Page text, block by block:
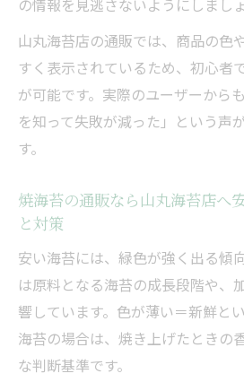
の情報を見逃さないようにしましょ
山丸海苔店の通販では、商品の色
すく表示されているため、初心者
が可能です。実際のユーザーから
を知って失敗が減った」という声
す。
焼海苔の通販なら山丸海苔店へ
と対策
安い海苔には、緑色が強く出る傾
は原料となる海苔の成長段階や、
響しています。色が薄い＝新鮮と
海苔の場合は、焼き上げたときの
な判断基準です。